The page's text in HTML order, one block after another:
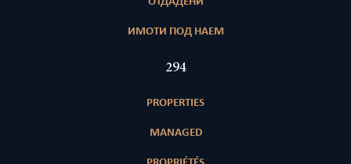
ИМОТИ ПОД НАЕМ
423
PROPERTIES
MANAGED